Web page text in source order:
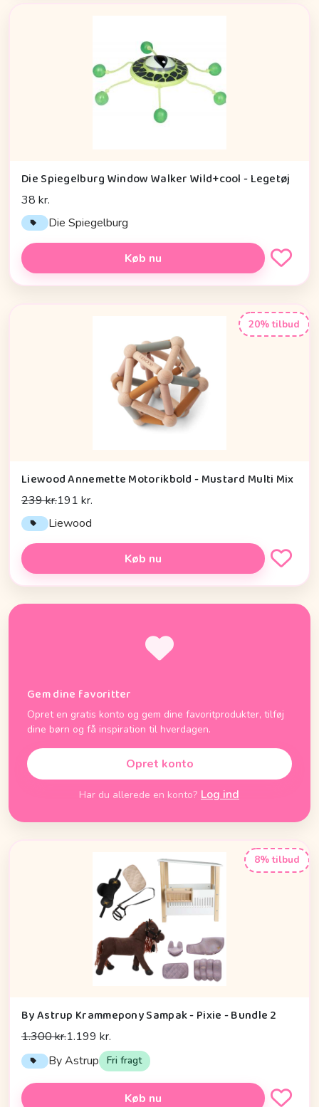
Die Spiegelburg Window Walker Wild+cool - Legetøj
38 kr.
Die Spiegelburg
Køb nu
20% tilbud
Liewood Annemette Motorikbold - Mustard Multi Mix
239 kr.191 kr.
Liewood
Køb nu
Gem dine favoritter
Opret en gratis konto og gem dine favoritprodukter, tilføj
dine børn og få inspiration til hverdagen.
Opret konto
Har du allerede en konto? Log ind
8% tilbud
By Astrup Krammepony Sampak - Pixie - Bundle 2
1.300 kr.1.199 kr.
By Astrup Fri fragt
Køb nu